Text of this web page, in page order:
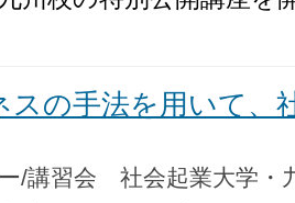
スの手法を用いて
ー/講習会 社会起業大学